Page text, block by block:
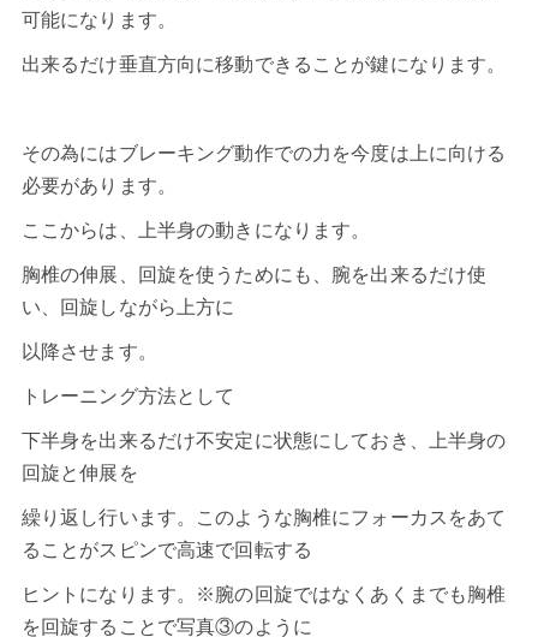
可能になります。
出来るだけ垂直方向に移動できることが鍵になります。
その為にはブレーキング動作での力を今度は上に向ける
必要があります。
ここからは、上半身の動きになります。
胸椎の伸展、回旋を使うためにも、腕を出来るだけ使
い、回旋しながら上方に
以降させます。
トレーニング方法として
下半身を出来るだけ不安定に状態にしておき、上半身の
回旋と伸展を
繰り返し行います。このような胸椎にフォーカスをあて
ることがスピンで高速で回転する
ヒントになります。※腕の回旋ではなくあくまでも胸椎
を回旋することで写真③のように